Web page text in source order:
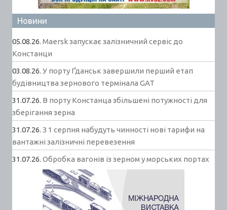
Новини
05.08.26. Maersk запускає залізничний сервіс до
Констанци
03.08.26. У порту Ґданськ завершили перший етап
будівництва зернового термінала GAT
31.07.26. В порту Констанца збільшені потужності для
зберігання зерна
31.07.26. З 1 серпня набудуть чинності нові тарифи на
вантажні залізничні перевезення
31.07.26. Обробка вагонів із зерном у морських портах